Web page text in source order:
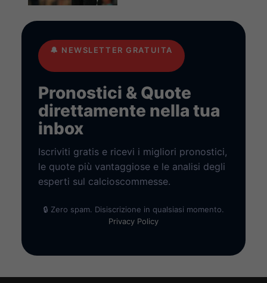
🔔 NEWSLETTER GRATUITA
Pronostici & Quote
direttamente nella tua
inbox
Iscriviti gratis e ricevi i migliori pronostici,
le quote più vantaggiose e le analisi degli
esperti sul calcioscommesse.
🔒 Zero spam. Disiscrizione in qualsiasi momento.
Privacy Policy